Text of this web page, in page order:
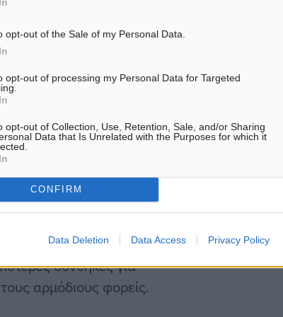
opt-out of the Sale of my Personal Data.
opt-out of processing my Personal Data for Targeted
opt-out of Collection, Use, Retention, Sale, and/or Sharing
Data that Is Unrelated with the Purposes for which it
CONFIRM
Data Deletion Data Access Privacy Policy
απο την σωστή
του
φορείς, με στόχο
των εργαζομένων στον
φορέας που θα
ένα από τα
συνθήκες για
αρμόδιους φορείς.